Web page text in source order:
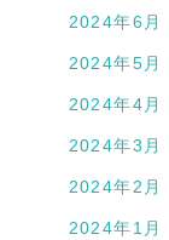
2024年6月
2024年5月
2024年4月
2024年3月
2024年2月
2024年1月